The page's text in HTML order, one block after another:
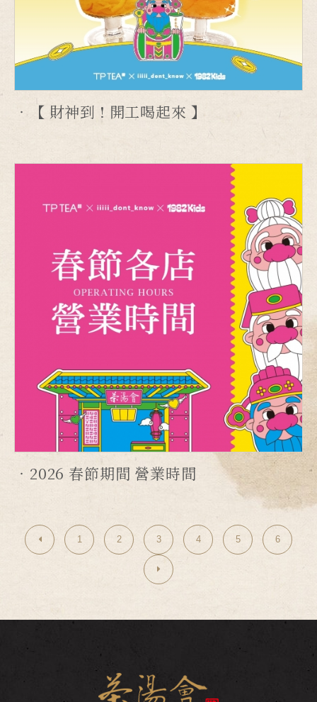
【 財神到 ! 開工喝起來 】
2026 春節期間 營業時間
1 2 3 4 5 6